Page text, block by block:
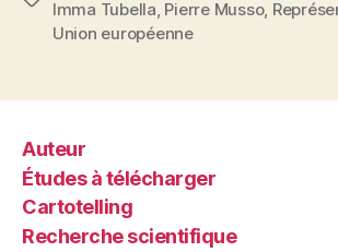
Imma Tubella Pierre Musso,
Union européenne
Auteur
Études à télécharger
Cartotelling
Recherche scientifique